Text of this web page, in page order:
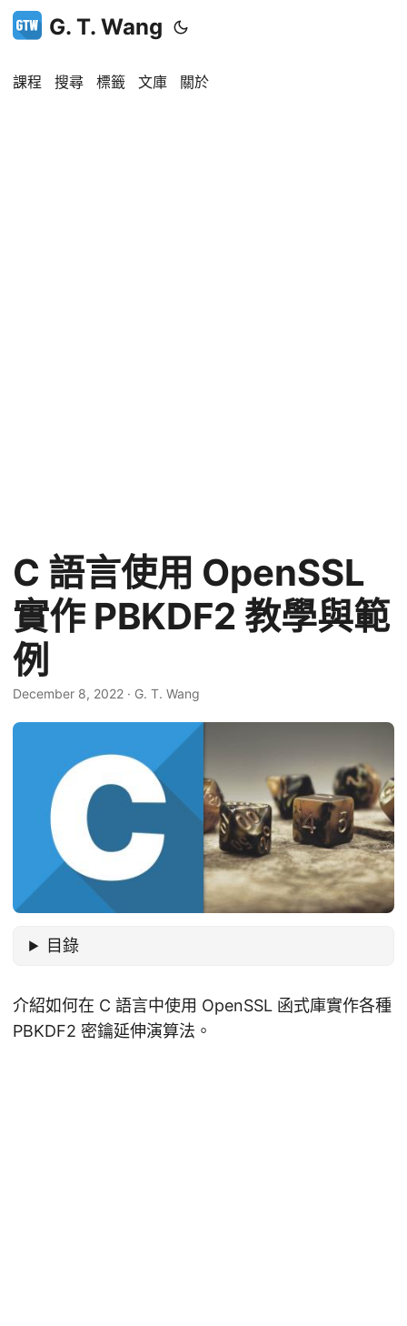
G. T. Wang
課程 搜尋 標籤 文庫 關於
C 語言使用 OpenSSL
實作 PBKDF2 教學與範
例
December 8, 2022 · G. T. Wang
目錄
介紹如何在 C 語言中使用 OpenSSL 函式庫實作各種
PBKDF2 密鑰延伸演算法。